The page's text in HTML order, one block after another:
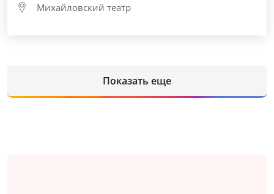
Михайловский театр
Показать еще